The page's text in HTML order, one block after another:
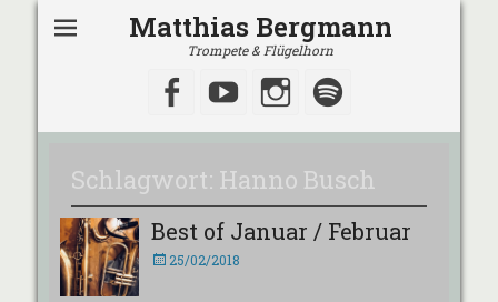
Matthias Bergmann
Trompete & Flügelhorn
Facebook
YouTubeInstagram
Schlagwort: Hanno Busch
Best of Januar / Februar
Veröffentlicht
25/02/2018